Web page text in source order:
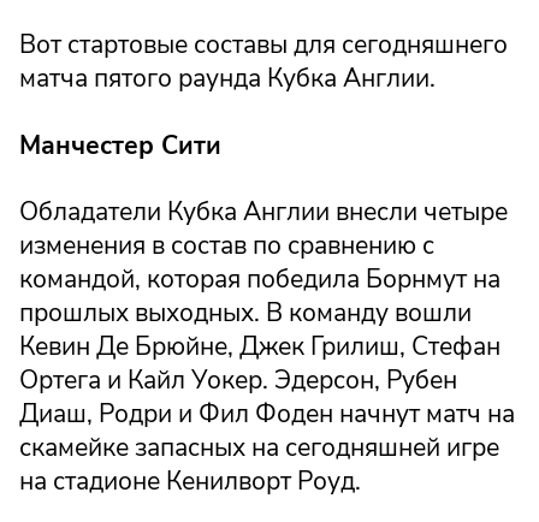
Вот стартовые составы для сегодняшнего
матча пятого раунда Кубка Англии.
Манчестер Сити
Обладатели Кубка Англии внесли четыре
изменения в состав по сравнению с
командой, которая победила Борнмут на
прошлых выходных. В команду вошли
Кевин Де Брюйне, Джек Грилиш, Стефан
Ортега и Кайл Уокер. Эдерсон, Рубен
Диаш, Родри и Фил Фоден начнут матч на
скамейке запасных на сегодняшней игре
на стадионе Кенилворт Роуд.